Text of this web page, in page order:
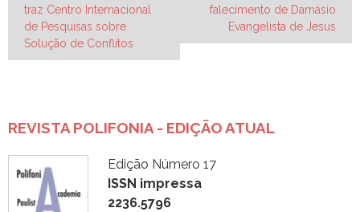
de
Post
traz Centro Internacional
de Pesquisas sobre
Solução de Conflitos
falecimento de Damásio
Evangelista de Jesus
REVISTA POLIFONIA - EDIÇÃO ATUAL
Edição Número 17
ISSN impressa
2236.5796